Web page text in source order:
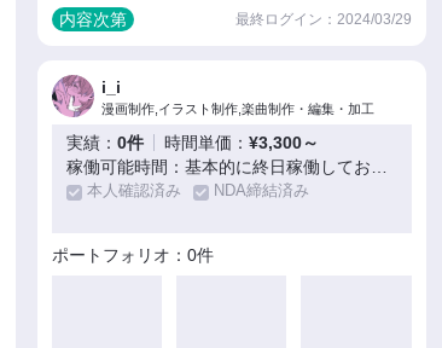
内容次第 最終ログイン：2024/03/29
i_i
漫画制作,イラスト制作,楽曲制作・編集・加工
実績： 0件 時間単価： ¥3,300～
本人確認済み NDA締結済み
ポートフォリオ：0件